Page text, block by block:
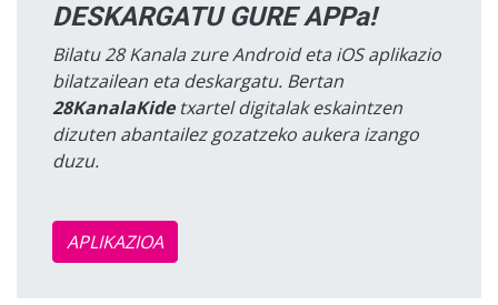
DESKARGATU GURE APPa!
Bilatu 28 Kanala zure Android eta iOS aplikazio
bilatzailean eta deskargatu. Bertan
28KanalaKidetxartel digitalak eskaintzen
dizuten abantailez gozatzeko aukera izango
duzu.
APLIKAZIOA